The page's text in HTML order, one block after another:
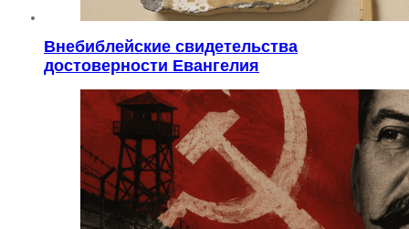
Внебиблейские свидетельства
достоверности Евангелия